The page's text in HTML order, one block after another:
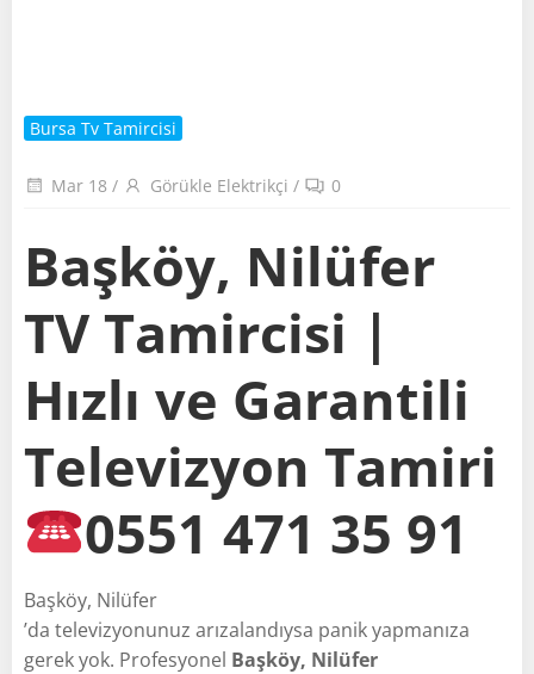
Bursa Tv Tamircisi
Mar 18 / Görükle Elektrikçi / 0
Başköy, Nilüfer
TV Tamircisi |
Hızlı ve Garantili
Televizyon Tamiri
0551 471 35 91
Başköy, Nilüfer
’da televizyonunuz arızalandıysa panik yapmanıza
gerek yok. Profesyonel Başköy, Nilüfer